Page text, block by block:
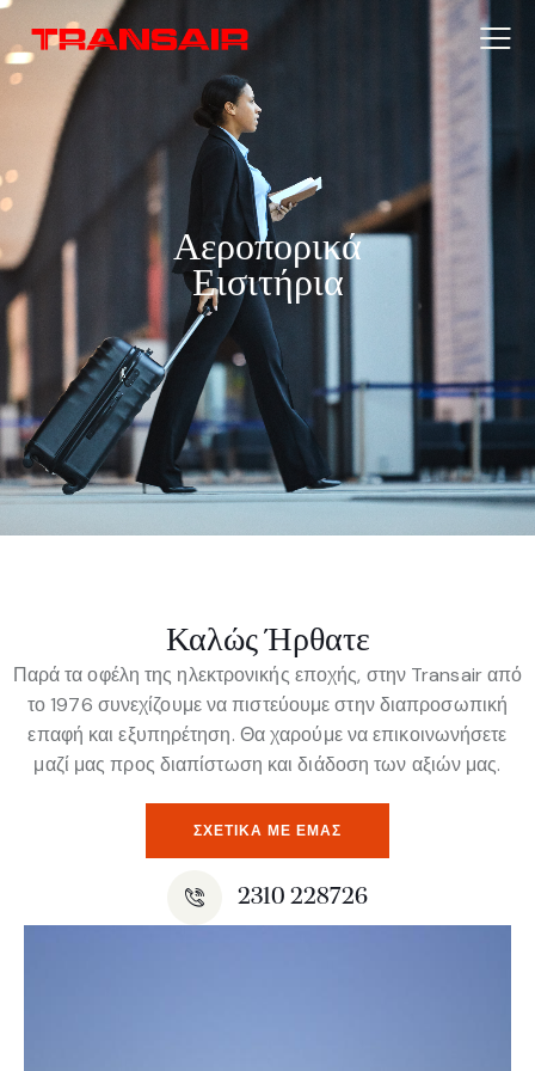
Αεροπορικά
Εισιτήρια
Καλώς Ήρθατε
Παρά τα οφέλη της ηλεκτρονικής εποχής, στην Transair από
το 1976 συνεχίζουμε να πιστεύουμε στην διαπροσωπική
επαφή και εξυπηρέτηση. Θα χαρούμε να επικοινωνήσετε
μαζί μας προς διαπίστωση και διάδοση των αξιών μας.
ΣΧΕΤΙΚΆ ΜΕ ΕΜΆΣ
2310 228726